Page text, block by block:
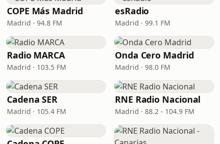
COPE Más Madrid
Madrid · 94.8 FM
esRadio
Madrid · 99.1 FM
Radio MARCA
Madrid · 103.5 FM
Onda Cero Madrid
Madrid · 98.0 FM
Cadena SER
Madrid · 105.4 FM
RNE Radio Nacional
Madrid · 88.2 - 104.9 FM